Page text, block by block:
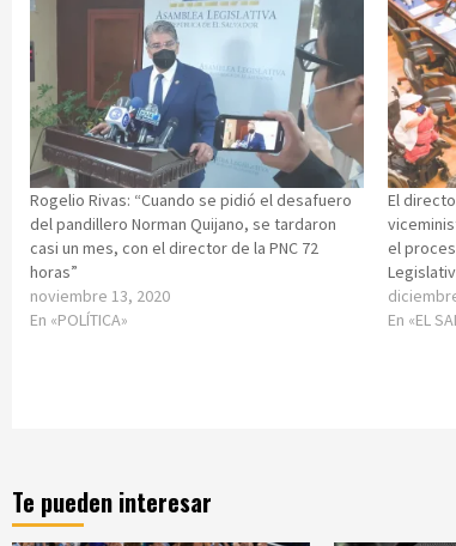
Rogelio Rivas: “Cuando se pidió el desafuero
del pandillero Norman Quijano, se tardaron
casi un mes, con el director de la PNC 72
horas”
noviembre 13, 2020
En «POLÍTICA»
El
el
En «EL
Te pueden interesar